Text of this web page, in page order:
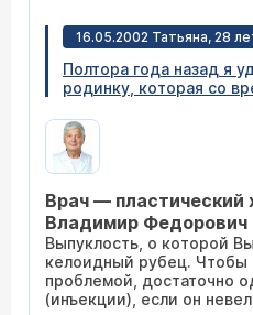
удаления нельзя, для этого необходима
связавшись со мной по
16.05.2002 Татьяна, 28
Полтора года назад я
родинку, которая со
образовалась
смотрится совсем не
пожалуйста, каким
Врач — пластический
Владимир Федорович
Выпуклость, о которой
келоидный рубец. Чтобы
проблемой, достаточно
(инъекции), если он